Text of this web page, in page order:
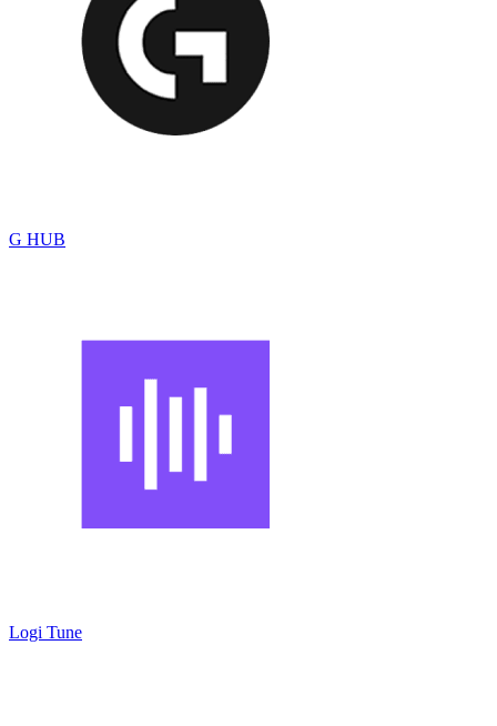
G HUB
Logi Tune